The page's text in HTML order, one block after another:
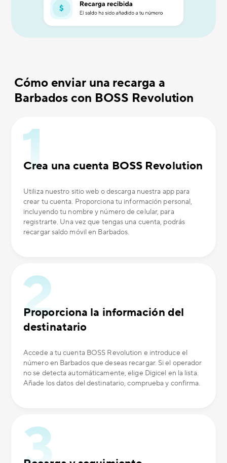
Cómo enviar una recarga a
Barbados con BOSS Revolution
Crea una cuenta BOSS Revolution
Utiliza nuestro sitio web o descarga nuestra app para
crear tu cuenta. Proporciona tu información personal,
incluyendo tu nombre y número de celular, para
registrarte. Una vez que tengas una cuenta, podrás
recargar saldo móvil en Barbados.
Proporciona la información del
destinatario
Accede a tu cuenta BOSS Revolution e introduce el
número en Barbados que deseas recargar. Si el operador
no se detecta automáticamente, elige Digicel en la lista.
Añade los datos del destinatario, comprueba y confirma.